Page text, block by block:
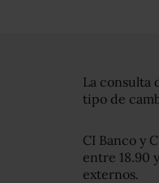
La consulta
tipo de
CI Banco y
entre 18.90
externos.